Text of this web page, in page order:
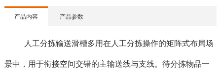
产品内容 产品参数
人工分拣输送滑槽多用在人工分拣操作的矩阵式布局场
景中，用于衔接空间交错的主输送线与支线。待分拣物品一